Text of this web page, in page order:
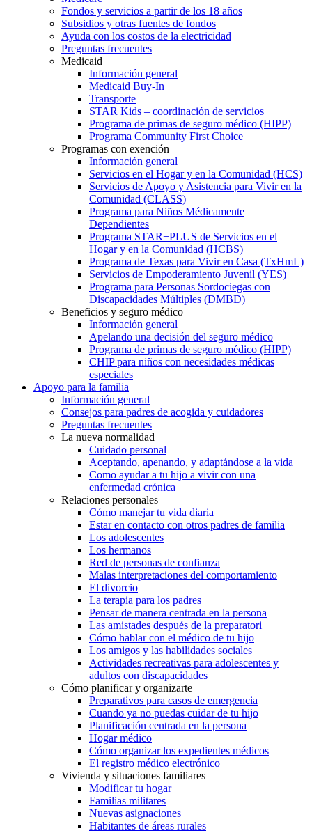
Fondos y servicios a partir de los 18 años
Subsidios y otras fuentes de fondos
Ayuda con los costos de la electricidad
Preguntas frecuentes
Medicaid
Información general
Medicaid Buy-In
Transporte
STAR Kids – coordinación de servicios
Programa de primas de seguro médico (HIPP)
Programa Community First Choice
Programas con exención
Información general
Servicios en el Hogar y en la Comunidad (HCS)
Servicios de Apoyo y Asistencia para Vivir en la
Comunidad (CLASS)
Programa para Niños Médicamente
Dependientes
Programa STAR+PLUS de Servicios en el
Hogar y en la Comunidad (HCBS)
Programa de Texas para Vivir en Casa (TxHmL)
Servicios de Empoderamiento Juvenil (YES)
Programa para Personas Sordociegas con
Discapacidades Múltiples (DMBD)
Beneficios y seguro médico
Información general
Apelando una decisión del seguro médico
Programa de primas de seguro médico (HIPP)
CHIP para niños con necesidades médicas
especiales
Apoyo para la familia
Información general
Consejos para padres de acogida y cuidadores
Preguntas frecuentes
La nueva normalidad
Cuidado personal
Aceptando, apenando, y adaptándose a la vida
Como ayudar a tu hijo a vivir con una
enfermedad crónica
Relaciones personales
Cómo manejar tu vida diaria
Estar en contacto con otros padres de familia
Los adolescentes
Los hermanos
Red de personas de confianza
Malas interpretaciones del comportamiento
El divorcio
La terapia para los padres
Pensar de manera centrada en la persona
Las amistades después de la preparatori
Cómo hablar con el médico de tu hijo
Los amigos y las habilidades sociales
Actividades recreativas para adolescentes y
adultos con discapacidades
Cómo planificar y organizarte
Preparativos para casos de emergencia
Cuando ya no puedas cuidar de tu hijo
Planificación centrada en la persona
Hogar médico
Cómo organizar los expedientes médicos
El registro médico electrónico
Vivienda y situaciones familiares
Modificar tu hogar
Familias militares
Nuevas asignaciones
Habitantes de áreas rurales